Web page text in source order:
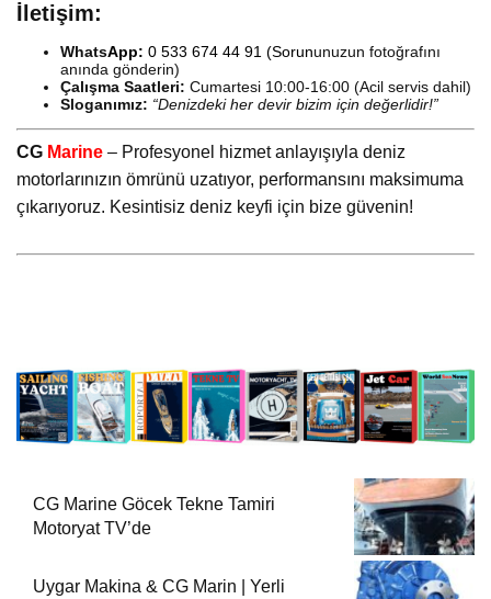
İletişim:
WhatsApp: 0 533 674 44 91 (Sorununuzun fotoğrafını
anında gönderin)
Çalışma Saatleri: Cumartesi 10:00-16:00 (Acil servis dahil)
Sloganımız: “Denizdeki her devir bizim için değerlidir!”
CG Marine – Profesyonel hizmet anlayışıyla deniz
motorlarınızın ömrünü uzatıyor, performansını maksimuma
çıkarıyoruz. Kesintisiz deniz keyfi için bize güvenin!
CG Marine Göcek Tekne Tamiri
Motoryat TV’de
Uygar Makina & CG Marin | Yerli